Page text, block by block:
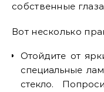
собственные
Вот несколько
Отойдите от
специальные
стекло.